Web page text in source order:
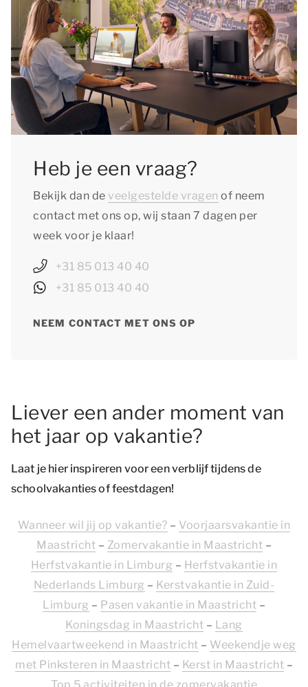
Heb je een vraag?
Bekijk dan de veelgestelde vragen of neem
contact met ons op, wij staan 7 dagen per
week voor je klaar!
+31 85 013 40 40
+31 85 013 40 40
NEEM CONTACT MET ONS OP
Liever een ander moment van
het jaar op vakantie?
Laat je hier inspireren voor een verblijf tijdens de
schoolvakanties of feestdagen!
Wanneer wil jij op vakantie? – Voorjaarsvakantie in
Maastricht – Zomervakantie in Maastricht –
Herfstvakantie in Limburg – Herfstvakantie in
Nederlands Limburg – Kerstvakantie in Zuid-
Limburg – Pasen vakantie in Maastricht –
Koningsdag in Maastricht – Lang
Hemelvaartweekend in Maastricht – Weekendje weg
met Pinksteren in Maastricht – Kerst in Maastricht –